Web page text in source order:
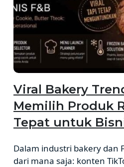
Viral Bakery
Memilih Produk
Tepat untuk
Dalam industri bakery dan
dari mana saja: konten